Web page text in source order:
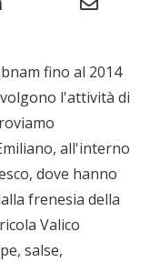
fino al 2014
l'attività di
all'interno
dove hanno
frenesia della
Valico
salse,